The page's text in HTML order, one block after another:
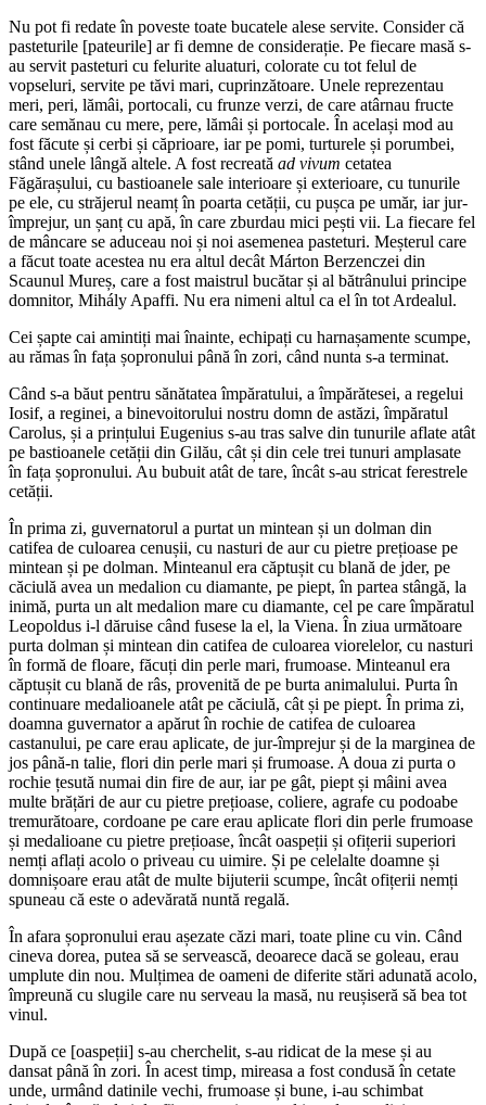
Nu pot fi redate în poveste toate bucatele alese servite. Consider că
pasteturile [pateurile] ar fi demne de considerație. Pe fiecare masă s-
au servit pasteturi cu felurite aluaturi, colorate cu tot felul de
vopseluri, servite pe tăvi mari, cuprinzătoare. Unele reprezentau
meri, peri, lămâi, portocali, cu frunze verzi, de care atârnau fructe
care semănau cu mere, pere, lămâi și portocale. În același mod au
fost făcute și cerbi și căprioare, iar pe pomi, turturele și porumbei,
stând unele lângă altele. A fost recreată ad vivum cetatea
Făgărașului, cu bastioanele sale interioare și exterioare, cu tunurile
pe ele, cu străjerul neamț în poarta cetății, cu pușca pe umăr, iar jur-
împrejur, un șanț cu apă, în care zburdau mici pești vii. La fiecare fel
de mâncare se aduceau noi și noi asemenea pasteturi. Meșterul care
a făcut toate acestea nu era altul decât Márton Berzenczei din
Scaunul Mureș, care a fost maistrul bucătar și al bătrânului principe
domnitor, Mihály Apaffi. Nu era nimeni altul ca el în tot Ardealul.
Cei șapte cai amintiți mai înainte, echipați cu harnașamente scumpe,
au rămas în fața șopronului până în zori, când nunta s-a terminat.
Când s-a băut pentru sănătatea împăratului, a împărătesei, a regelui
Iosif, a reginei, a binevoitorului nostru domn de astăzi, împăratul
Carolus, și a prințului Eugenius s-au tras salve din tunurile aflate atât
pe bastioanele cetății din Gilău, cât și din cele trei tunuri amplasate
în fața șopronului. Au bubuit atât de tare, încât s-au stricat ferestrele
cetății.
În prima zi, guvernatorul a purtat un mintean și un dolman din
catifea de culoarea cenușii, cu nasturi de aur cu pietre prețioase pe
mintean și pe dolman. Minteanul era căptușit cu blană de jder, pe
căciulă avea un medalion cu diamante, pe piept, în partea stângă, la
inimă, purta un alt medalion mare cu diamante, cel pe care împăratul
Leopoldus i-l dăruise când fusese la el, la Viena. În ziua următoare
purta dolman și mintean din catifea de culoarea viorelelor, cu nasturi
în formă de floare, făcuți din perle mari, frumoase. Minteanul era
căptușit cu blană de râs, provenită de pe burta animalului. Purta în
continuare medalioanele atât pe căciulă, cât și pe piept. În prima zi,
doamna guvernator a apărut în rochie de catifea de culoarea
castanului, pe care erau aplicate, de jur-împrejur și de la marginea de
jos până-n talie, flori din perle mari și frumoase. A doua zi purta o
rochie țesută numai din fire de aur, iar pe gât, piept și mâini avea
multe brățări de aur cu pietre prețioase, coliere, agrafe cu podoabe
tremurătoare, cordoane pe care erau aplicate flori din perle frumoase
și medalioane cu pietre prețioase, încât oaspeții și ofițerii superiori
nemți aflați acolo o priveau cu uimire. Și pe celelalte doamne și
domnișoare erau atât de multe bijuterii scumpe, încât ofițerii nemți
spuneau că este o adevărată nuntă regală.
În afara șopronului erau așezate căzi mari, toate pline cu vin. Când
cineva dorea, putea să se servească, deoarece dacă se goleau, erau
umplute din nou. Mulțimea de oameni de diferite stări adunată acolo,
împreună cu slugile care nu serveau la masă, nu reușiseră să bea tot
vinul.
După ce [oaspeții] s-au cherchelit, s-au ridicat de la mese și au
dansat până în zori. În acest timp, mireasa a fost condusă în cetate
unde, urmând datinile vechi, frumoase și bune, i-au schimbat